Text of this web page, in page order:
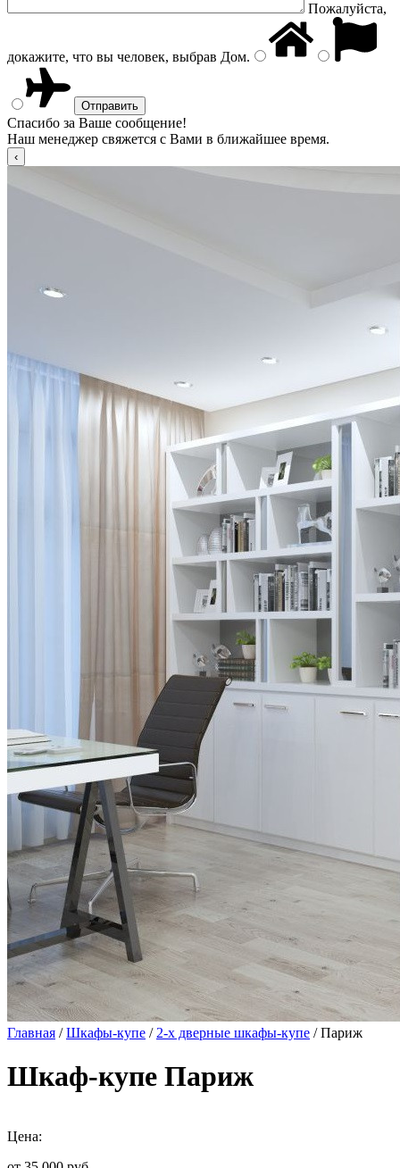
Пожалуйста,
докажите, что вы человек, выбрав Дом.
Спасибо за Ваше сообщение!
Наш менеджер свяжется с Вами в ближайшее время.
Главная /Шкафы-купе / 2-х дверные шкафы-купе / Париж
Шкаф-купе Париж
Цена: